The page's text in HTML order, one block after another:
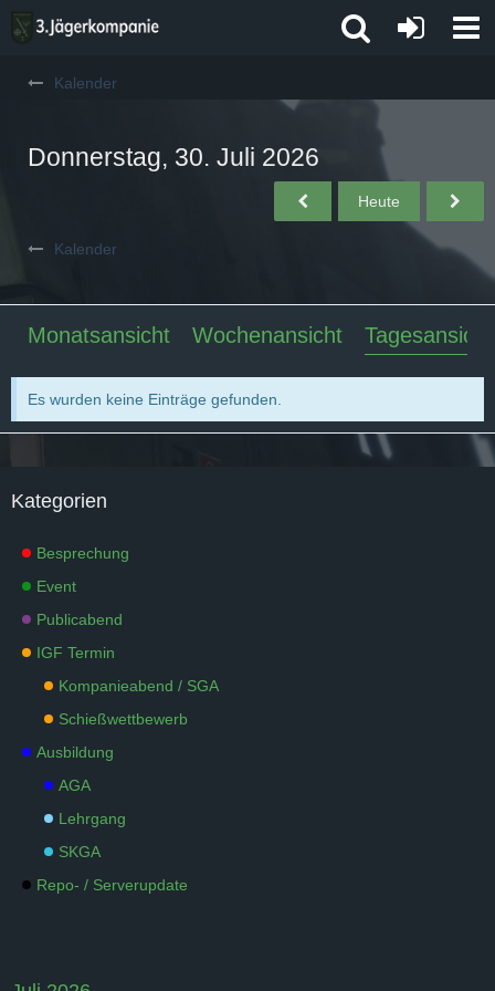
Kalender
Donnerstag, 30. Juli 2026
Heute
Kalender
Monatsansicht Wochenansicht Tagesansicht
Es wurden keine Einträge gefunden.
Kategorien
Besprechung
Event
Publicabend
IGF Termin
Kompanieabend / SGA
Schießwettbewerb
Ausbildung
AGA
Lehrgang
SKGA
Repo- / Serverupdate